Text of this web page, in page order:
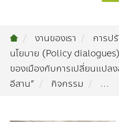
รู้จัก ม.ส
วิสัยทัศน์ |
โครงสร้าง
งานของเ
สิ่งแวดล้อมอุตส
คลังความรู้
งานของเรา การป
นโยบาย (Policy
ของเมืองกับการเปลี่ยนแปล
อีสาน”
กิจกรรม ...